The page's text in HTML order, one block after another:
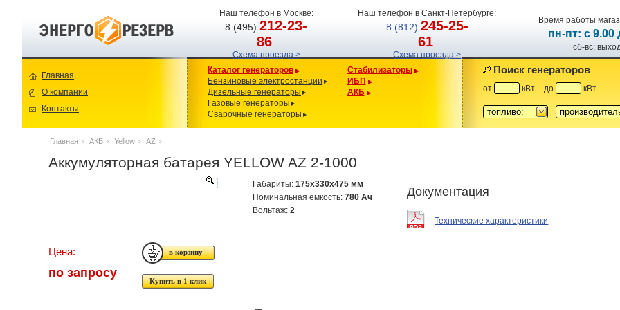
Наш телефон в Москве:
8 (495)212-23-
86
Схема проезда >
Наш телефон в Санкт-Петербурге:
8 (812) 245-25-
61
Схема проезда >
Время работы
пн-пт: с 9.00
сб-вс:
Главная
О компании
Контакты
Каталог генераторов
Бензиновые электростанции
Дизельные генераторы
Газовые генераторы
Сварочные генераторы
Стабилизаторы
ИБП
АКБ
Поиск генераторов
от кВт до кВт
топливо:
Главная > АКБ > Yellow > AZ >
Аккумуляторная батарея YELLOW AZ 2-1000
Габариты:175x330x475 мм
Номинальная емкость:780 Ач
Вольтаж:2
Документация
Технические характеристики
Цена:
по запросу
Купить в 1 клик